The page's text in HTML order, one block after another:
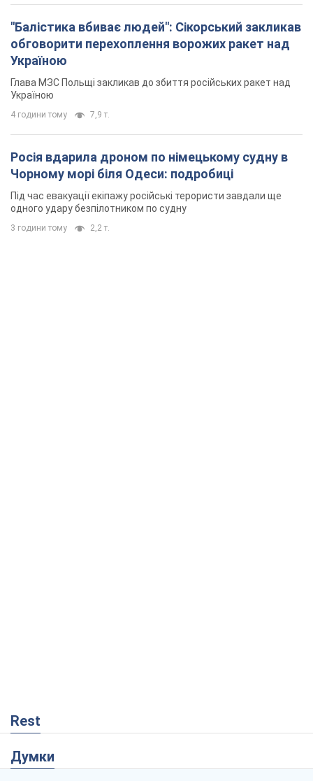
"Балістика вбиває людей": Сікорський закликав
обговорити перехоплення ворожих ракет над
Україною
Глава МЗС Польщі закликав до збиття російських ракет над
Україною
4 години тому 7,9 т.
Росія вдарила дроном по німецькому судну в
Чорному морі біля Одеси: подробиці
Під час евакуації екіпажу російські терористи завдали ще
одного удару безпілотником по судну
3 години тому 2,2 т.
Rest
Думки